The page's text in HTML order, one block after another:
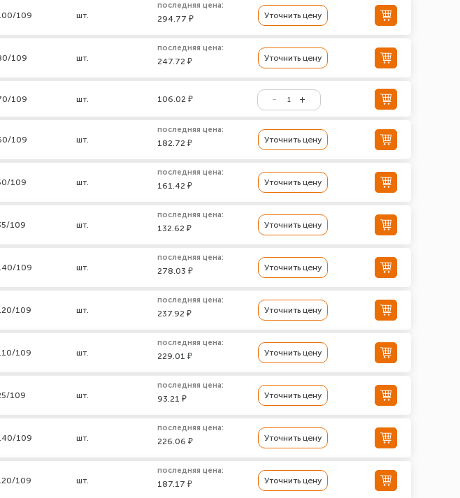
109 шт.
последняя цена:
294.77 ₽ Уточнить цену
109 шт.
последняя цена:
247.72 ₽ Уточнить цену
109 шт. 106.02 ₽
109 шт.
последняя цена:
182.72 ₽ Уточнить цену
109 шт.
последняя цена:
161.42 ₽ Уточнить цену
109 шт.
последняя цена:
132.62 ₽ Уточнить цену
109 шт.
последняя цена:
278.03 ₽ Уточнить цену
109 шт.
последняя цена:
237.92 ₽ Уточнить цену
109 шт.
последняя цена:
229.01 ₽ Уточнить цену
109 шт.
последняя цена:
93.21 ₽ Уточнить цену
109 шт.
последняя цена:
226.06 ₽ Уточнить цену
109 шт.
последняя цена:
187.17 ₽ Уточнить цену